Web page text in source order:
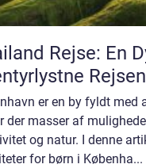
Rejse: En
er en by fyldt med
der masser af
og natur. I denne
for børn i Københa...